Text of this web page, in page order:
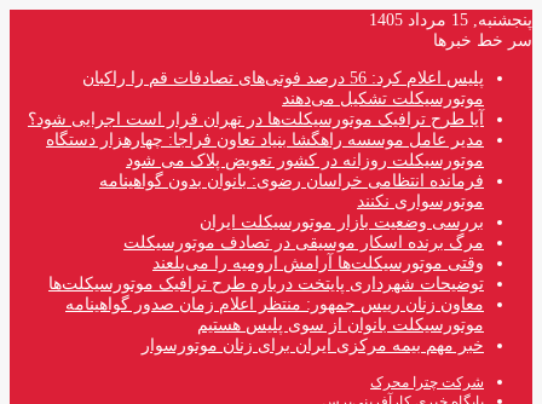
پنجشنبه, 15 مرداد 1405
سر خط خبرها
پلیس اعلام کرد: 56 درصد فوتی‌های تصادفات قم را راکبان
موتورسیکلت تشکیل می‌دهند
آیا طرح ترافیک موتورسیکلت‌ها در تهران قرار است اجرایی شود؟
مدیر عامل موسسه راهگشا بنیاد تعاون فراجا: چهارهزار دستگاه
موتورسیکلت روزانه در کشور تعویض پلاک می شود
فرمانده انتظامی خراسان رضوی: بانوان بدون گواهینامه
موتورسواری نکنند
بررسی وضعیت بازار موتورسیکلت ایران
مرگ برنده اسکار موسیقی در تصادف موتورسیکلت
وقتی موتورسیکلت‌ها آرامش ارومیه را می‌بلعند
توضیحات شهرداری پایتخت درباره طرح ترافیک موتورسیکلت‌ها
معاون زنان رییس جمهور: منتظر اعلام زمان صدور گواهینامه
موتورسیکلت بانوان از سوی پلیس هستیم
خبر مهم بیمه مرکزی ایران برای زنان موتورسوار
شرکت چترا محرک